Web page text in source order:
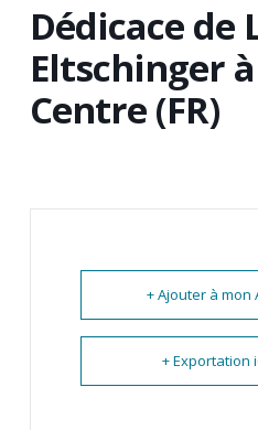
Dédicace de
Eltschinger
Centre (FR)
+ Ajouter à mon
+ Exportation